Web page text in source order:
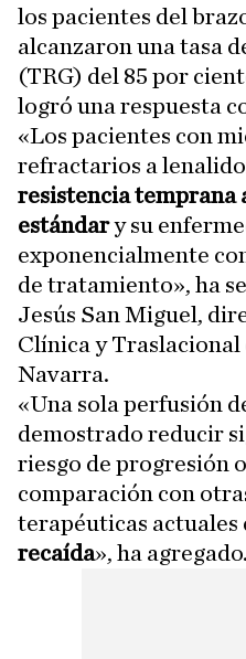
los pacientes del
alcanzaron una tasa
(TRG) del 85 por
logró una respuesta
«Los pacientes con
refractarios a
resistencia temprana
estándary su
exponencialmente
de tratamiento», ha
Jesús San Miguel,
Clínica y Traslacional
Navarra.
«Una sola perfusión
demostrado reducir
riesgo de progresión
comparación con
terapéuticas actuales
recaída», ha agregado.